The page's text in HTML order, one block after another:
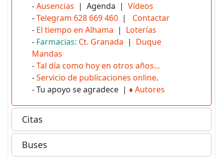
-Ausencias | Agenda | Vídeos
-Telegram 628 669 460 | Contactar
- El tiempo en Alhama | Loterías
- Farmacias: Ct. Granada | Duque
Mandas
-Tal día como hoy en otros años...
-Servicio de publicaciones online.
- Tu apoyo se agradece | ♦Autores
Citas
Buses